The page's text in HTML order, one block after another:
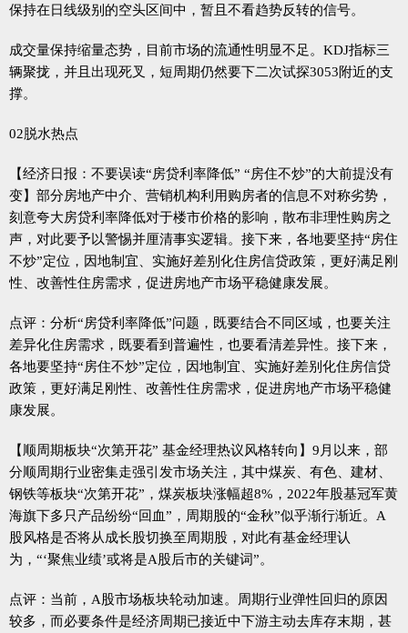
保持在日线级别的空头区间中，暂且不看趋势反转的信号。
成交量保持缩量态势，目前市场的流通性明显不足。KDJ指标三
辆聚拢，并且出现死叉，短周期仍然要下二次试探3053附近的支
撑。
02脱水热点
【经济日报：不要误读“房贷利率降低” “房住不炒”的大前提没有
变】部分房地产中介、营销机构利用购房者的信息不对称劣势，
刻意夸大房贷利率降低对于楼市价格的影响，散布非理性购房之
声，对此要予以警惕并厘清事实逻辑。接下来，各地要坚持“房住
不炒”定位，因地制宜、实施好差别化住房信贷政策，更好满足刚
性、改善性住房需求，促进房地产市场平稳健康发展。
点评：分析“房贷利率降低”问题，既要结合不同区域，也要关注
差异化住房需求，既要看到普遍性，也要看清差异性。接下来，
各地要坚持“房住不炒”定位，因地制宜、实施好差别化住房信贷
政策，更好满足刚性、改善性住房需求，促进房地产市场平稳健
康发展。
【顺周期板块“次第开花” 基金经理热议风格转向】9月以来，部
分顺周期行业密集走强引发市场关注，其中煤炭、有色、建材、
钢铁等板块“次第开花”，煤炭板块涨幅超8%，2022年股基冠军黄
海旗下多只产品纷纷“回血”，周期股的“金秋”似乎渐行渐近。A
股风格是否将从成长股切换至周期股，对此有基金经理认
为，“‘聚焦业绩’或将是A股后市的关键词”。
点评：当前，A股市场板块轮动加速。周期行业弹性回归的原因
较多，而必要条件是经济周期已接近中下游主动去库存末期，甚